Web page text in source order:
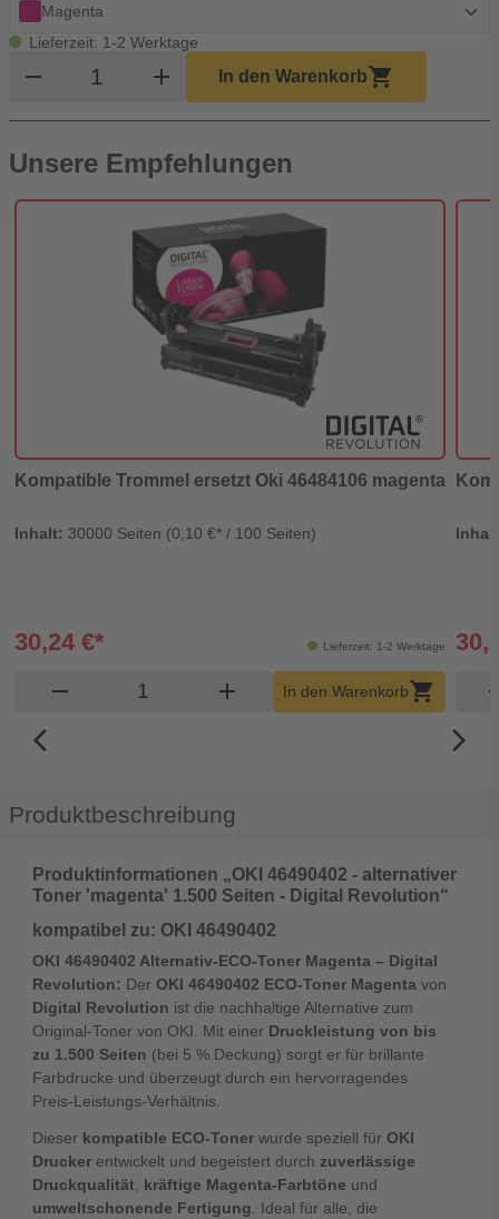
Magenta
Lieferzeit: 1-2 Werktage
remove Produkt Warenkorb Menge
add In den Warenkorbshopping_cart
Unsere Empfehlungen
Kompatible Trommel ersetzt Oki 46484106 magenta
Inhalt: 30000 Seiten (0,10 €* / 100 Seiten)
Lieferzeit: 1-2 Werktage
30,24 €*
remove Produkt Warenkorb Menge
add In den Warenkorbshopping_cart
arrow_back_ios_new
arrow_forward_ios
Produktbeschreibung
Produktinformationen „OKI 46490402 - alternativer
Toner 'magenta' 1.500 Seiten - Digital Revolution“
kompatibel zu: OKI 46490402
OKI 46490402 Alternativ-ECO-Toner Magenta – Digital
Revolution: Der OKI 46490402 ECO-Toner Magenta von
Digital Revolution ist die nachhaltige Alternative zum
Original-Toner von OKI. Mit einer Druckleistung von bis
zu 1.500 Seiten (bei 5 % Deckung) sorgt er für brillante
Farbdrucke und überzeugt durch ein hervorragendes
Preis-Leistungs-Verhältnis.
Dieser kompatible ECO-Tonerwurde speziell für OKI
Druckerentwickelt und begeistert durch zuverlässige
Druckqualität, kräftige Magenta-Farbtöne und
umweltschonende Fertigung . Ideal für alle, die